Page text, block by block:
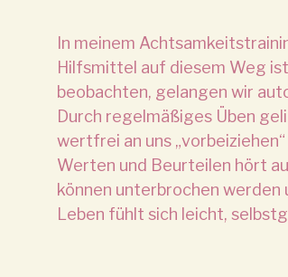
In meinem
Hilfsmittel auf diesem Weg
beobachten, gelangen wir
Durch regelmäßiges Üben
wertfrei an uns
Werten und Beurteilen hört
können unterbrochen werden
Leben fühlt sich leicht,